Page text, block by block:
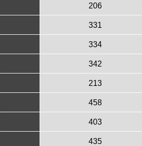
206
331
334
342
213
458
403
435